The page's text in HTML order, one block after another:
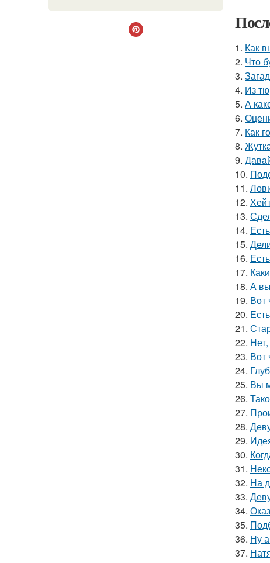
1. Как
2. Что
3.
4. Из
5. А
6.
7. Как
8.
9.
10.
11.
12.
13.
14.
15.
16.
17.
18. А
19. Вот
20.
21.
22.
23. Вот
24.
25. Вы
26.
27.
28.
29.
30.
31.
32. На
33.
34.
35.
36. Ну
37.